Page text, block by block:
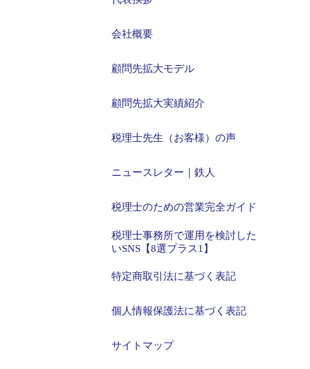
会社概要
顧問先拡大モデル
顧問先拡大実績紹介
税理士先生（お客様）の声
ニュースレター｜鉄人
税理士のための営業完全ガイド
税理士事務所で運用を検討した
いSNS【8選プラス1】
特定商取引法に基づく表記
個人情報保護法に基づく表記
サイトマップ